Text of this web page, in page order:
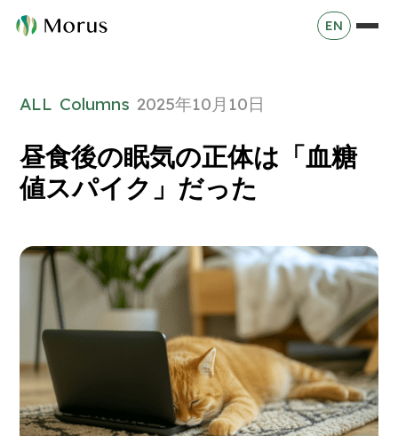
EN
ALL Columns 2025年10月10日
昼食後の眠気の正体は「血糖
値スパイク」だった